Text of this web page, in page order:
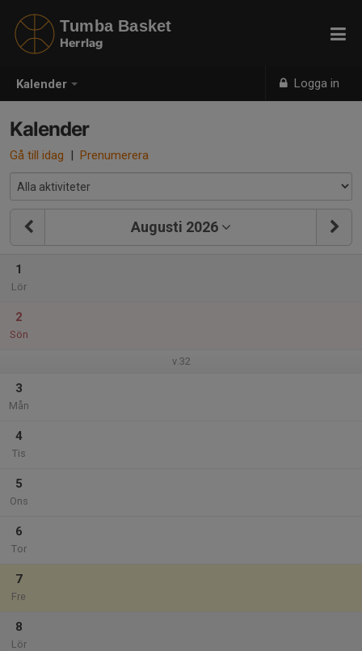
Kalender Logga in
Tumba Basket
Herrlag
Kalender
Gå till idag | Prenumerera
Augusti 2026
1
Lör
2
Sön
v.32
3
Mån
4
Tis
5
Ons
6
Tor
7
Fre
8
Lör